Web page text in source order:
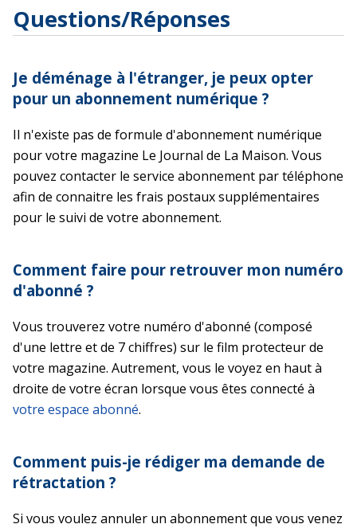
Questions/Réponses
Je déménage à l'étranger, je peux opter
pour un abonnement numérique ?
Il n'existe pas de formule d'abonnement numérique
pour votre magazine Le Journal de La Maison. Vous
pouvez contacter le service abonnement par téléphone
afin de connaitre les frais postaux supplémentaires
pour le suivi de votre abonnement.
Comment faire pour retrouver mon numéro
d'abonné ?
Vous trouverez votre numéro d'abonné (composé
d'une lettre et de 7 chiffres) sur le film protecteur de
votre magazine. Autrement, vous le voyez en haut à
droite de votre écran lorsque vous êtes connecté à
votre espace abonné.
Comment puis-je rédiger ma demande de
rétractation ?
Si vous voulez annuler un abonnement que vous venez